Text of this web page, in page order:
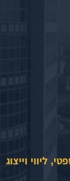
ליווי וייצוג